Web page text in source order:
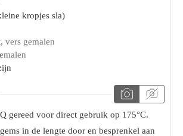
kropjes sla)
vers gemalen
gereed voor direct gebruik op 175°C.
in de lengte door en besprenkel aan